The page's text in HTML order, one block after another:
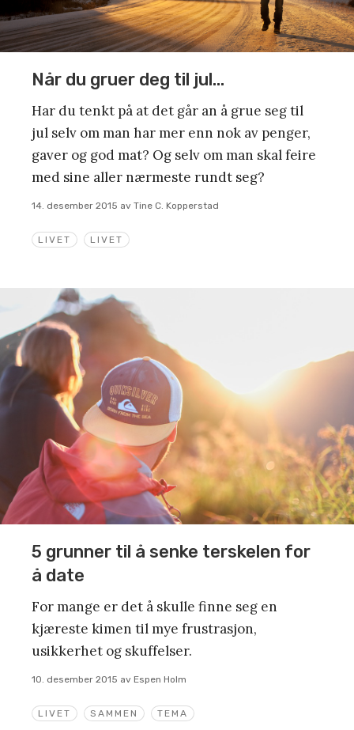
LIVET LIVET
Når du gruer deg til jul…
Har du tenkt på at det går an å grue seg til
jul selv om man har mer enn nok av penger,
gaver og god mat? Og selv om man skal feire
med sine aller nærmeste rundt seg?
14. desember 2015 av Tine C. Kopperstad
LIVET SAMMEN TEMA
5 grunner til å senke terskelen for
å date
For mange er det å skulle finne seg en
kjæreste kimen til mye frustrasjon,
usikkerhet og skuffelser.
10. desember 2015 av Espen Holm